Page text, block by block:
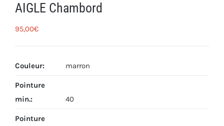
AIGLE Chambord
95,00€
Couleur: marron
Pointure
min.: 40
Pointure